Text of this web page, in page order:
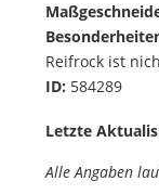
Reifrock ist
ID: 584289
Letzte
Alle Angaben